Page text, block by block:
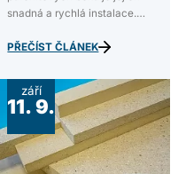
ŽALUZIE
snadná a rychlá instalace.
– produktu na polyuretanové
má vynikající tepelně izolační
vlastnosti. Purenitové boxy
zároveň dlouho vydrží,…
PŘEČÍST ČLÁNEK
září
11. 9.